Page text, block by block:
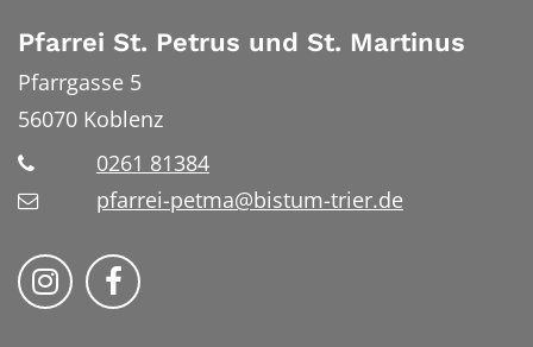
Pfarrei St. Petrus und St. Martinus
Pfarrgasse 5
56070 Koblenz
0261 81384
pfarrei-petma@bistum-trier.de
Bistum Trier auf Instragram
Bistum Trier auf Facebook